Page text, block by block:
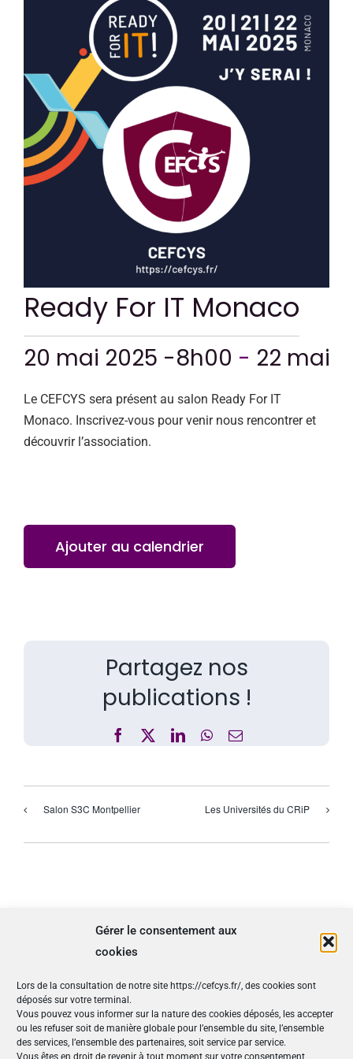
Gérer le consentement aux
cookies
Lors de la consultation de notre site https://cefcys.fr/, des cookies sont
déposés sur votre terminal.
Vous pouvez vous informer sur la nature des cookies déposés, les accepter
ou les refuser soit de manière globale pour l’ensemble du site, l’ensemble
des services, l’ensemble des partenaires, soit service par service.
Vous êtes en droit de revenir à tout moment sur votre consentement
Ready For IT Monaco
20 mai 2025 -8h00 - 22 mai
Le CEFCYS sera présent au salon Ready For IT
Monaco. Inscrivez-vous pour venir nous rencontrer et
découvrir l’association.
Ajouter au calendrier
Partagez nos
publications !
Facebook
X LinkedInWhatsApp
Email
Salon S3C Montpellier Les Universités du CRiP
Début : 20 mai 2025 -8h00
Fin : 22 mai 2025 -17h00